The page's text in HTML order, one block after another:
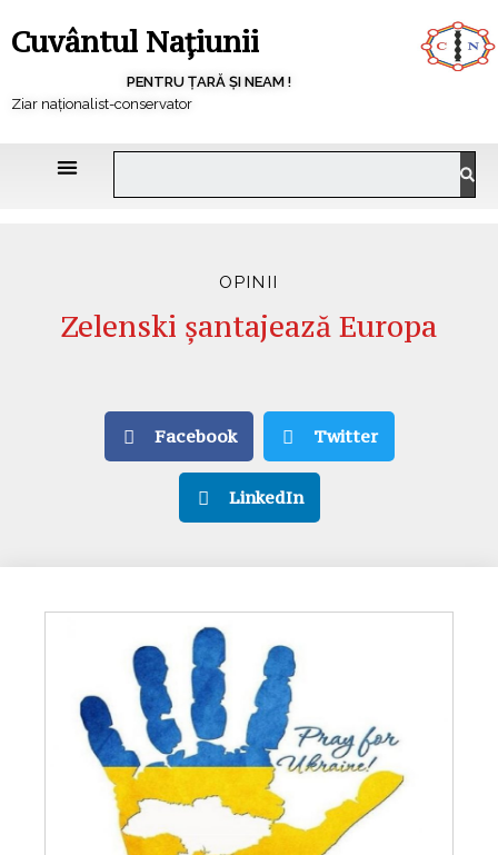
Cuvântul Națiunii
PENTRU ȚARĂ ȘI NEAM !
Ziar naționalist-conservator
OPINII
Zelenski șantajează Europa
Facebook Twitter
LinkedIn